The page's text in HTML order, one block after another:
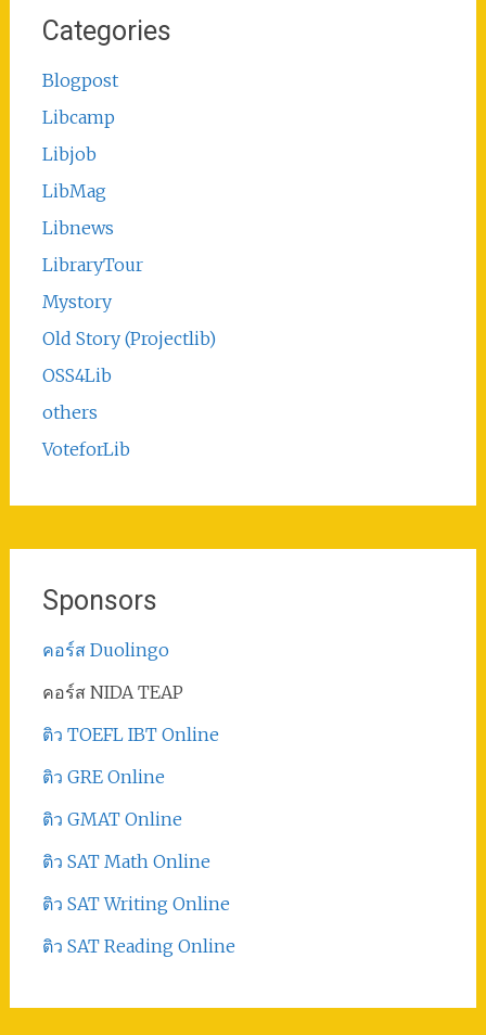
Categories
Blogpost
Libcamp
Libjob
LibMag
Libnews
LibraryTour
Mystory
Old Story (Projectlib)
OSS4Lib
others
VoteforLib
Sponsors
คอร์ส Duolingo
คอร์ส NIDA TEAP
ติว TOEFL IBT Online
ติว GRE Online
ติว GMAT Online
ติว SAT Math Online
ติว SAT Writing Online
ติว SAT Reading Online